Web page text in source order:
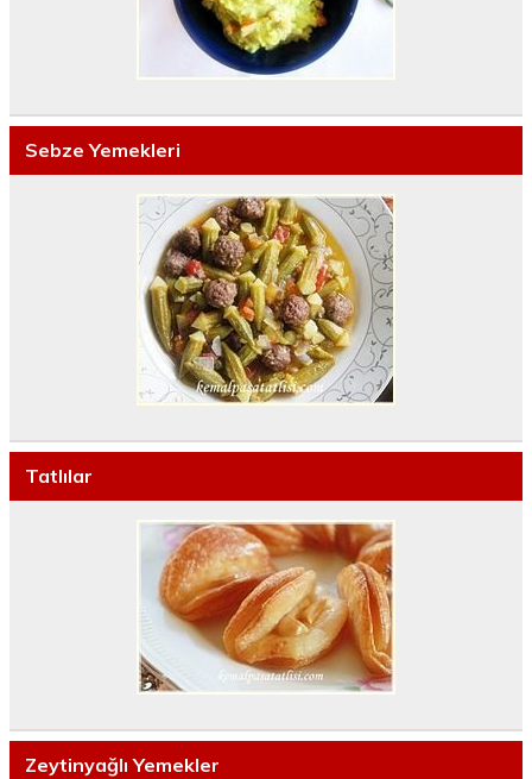
Sebze Yemekleri
Tatlılar
Zeytinyağlı Yemekler